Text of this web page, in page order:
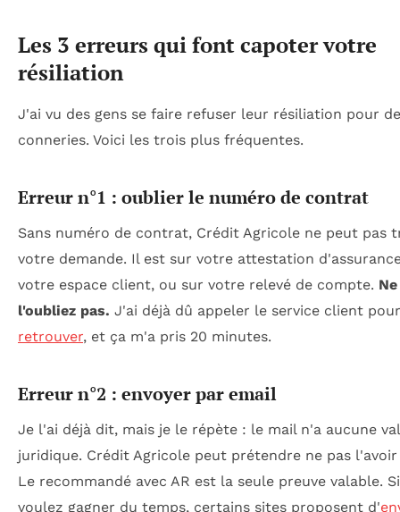
Les 3 erreurs qui font capoter votre
résiliation
J'ai vu des gens se faire refuser leur résiliation pour
conneries. Voici les trois plus fréquentes.
Erreur n°1 : oublier le numéro de contrat
Sans numéro de contrat, Crédit Agricole ne peut pas
votre demande. Il est sur votre attestation
votre espace client, ou sur votre relevé de compte. Ne
l'oubliez pas. J'ai déjà dû appeler le service client
retrouver, et ça m'a pris 20 minutes.
Erreur n°2 : envoyer par email
Je l'ai déjà dit, mais je le répète : le mail n'a aucune
juridique. Crédit Agricole peut prétendre ne pas
Le recommandé avec AR est la seule preuve valable.
voulez gagner du temps, certains sites proposent d'